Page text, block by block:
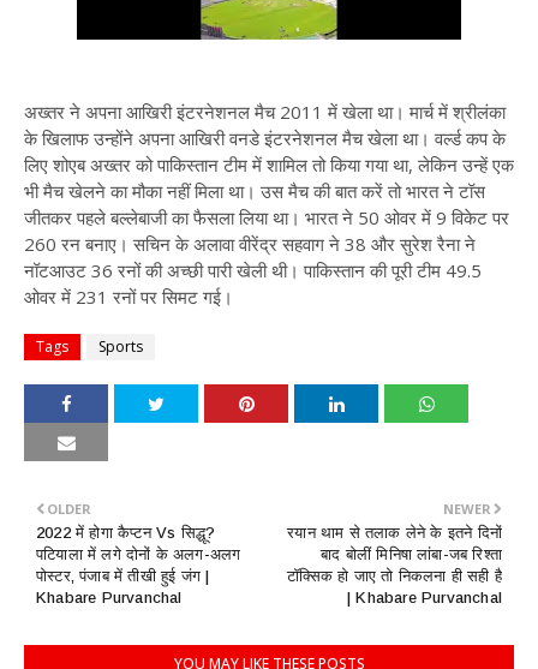
अख्तर ने अपना आखिरी इंटरनेशनल मैच 2011 में खेला था। मार्च में श्रीलंका
के खिलाफ उन्होंने अपना आखिरी वनडे इंटरनेशनल मैच खेला था। वर्ल्ड कप के
लिए शोएब अख्तर को पाकिस्तान टीम में शामिल तो किया गया था, लेकिन उन्हें एक
भी मैच खेलने का मौका नहीं मिला था। उस मैच की बात करें तो भारत ने टॉस
जीतकर पहले बल्लेबाजी का फैसला लिया था। भारत ने 50 ओवर में 9 विकेट पर
260 रन बनाए। सचिन के अलावा वीरेंद्र सहवाग ने 38 और सुरेश रैना ने
नॉटआउट 36 रनों की अच्छी पारी खेली थी। पाकिस्तान की पूरी टीम 49.5
ओवर में 231 रनों पर सिमट गई।
Tags Sports
NEWER
रयान थाम से तलाक लेने के इतने दिनों
बाद बोलीं मिनिषा लांबा-जब रिश्ता
टॉक्सिक हो जाए तो निकलना ही सही है
| Khabare Purvanchal
OLDER
2022 में होगा कैप्टन Vs सिद्धू?
पटियाला में लगे दोनों के अलग-अलग
पोस्टर, पंजाब में तीखी हुई जंग |
Khabare Purvanchal
YOU MAY LIKE THESE POSTS